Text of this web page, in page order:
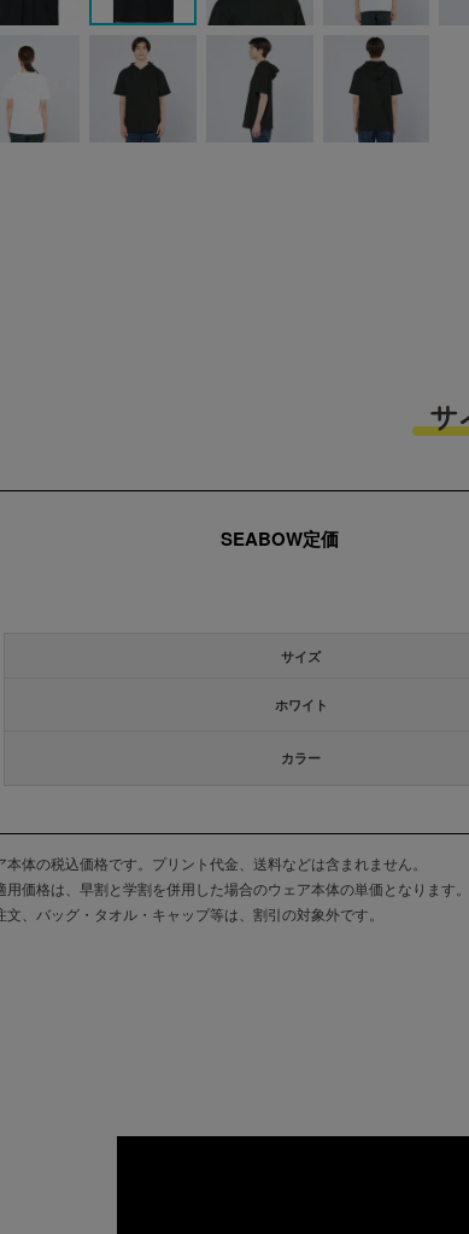
サ
SEABOW定価
サイズ
ホワイト
カラー
本体の税込価格です。プリント代金、送料などは含まれません。
用価格は、早割と学割を併用した場合のウェア本体の単価となります
文、バッグ・タオル・キャップ等は、割引の対象外です。